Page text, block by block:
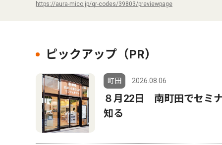
https://aura-mico.jp/qr-codes/39803/previewpage
ピックアップ（PR）
町田 2026.08.06
８月22日 南町田でセミ
知る